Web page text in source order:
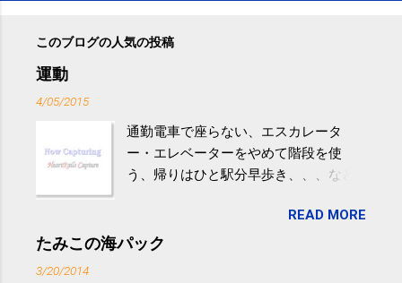
このブログの人気の投稿
運動
4/05/2015
通勤電車で座らない、エスカレータ
ー・エレベーターをやめて階段を使
う、帰りはひと駅分早歩き、、、など
やすい。 スポーツウェア・シューズで
するものだけが運動ではない。 食べ
READ MORE
たみこの海パック
3/20/2014